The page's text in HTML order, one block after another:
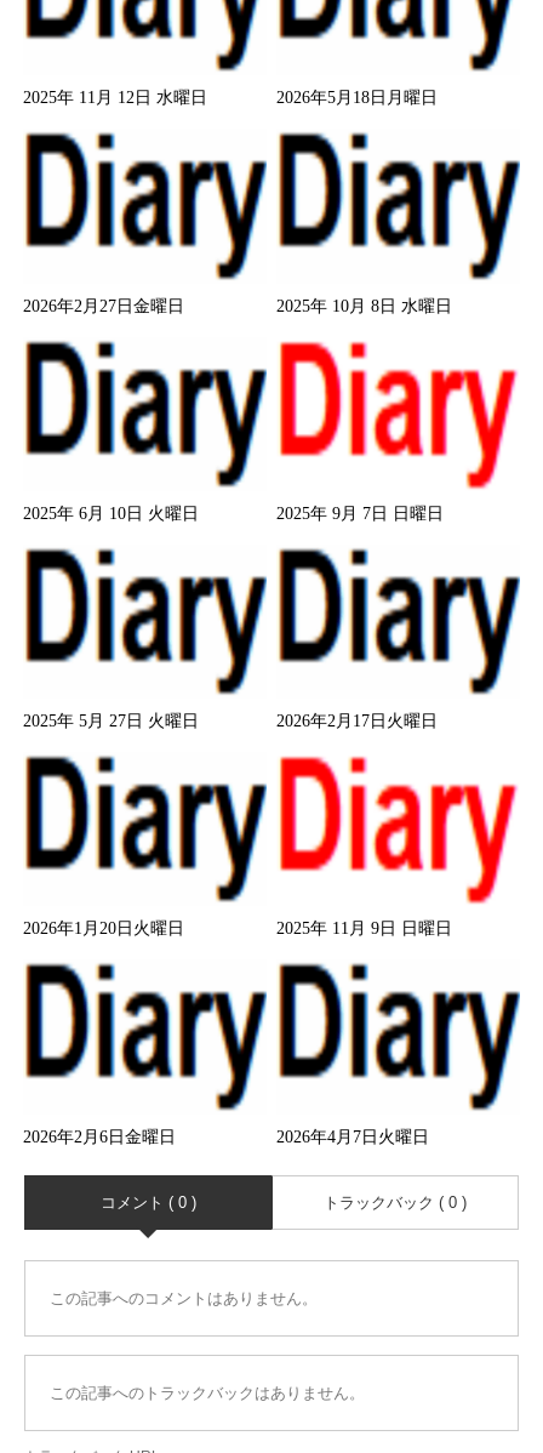
2025年 11月 12日 水曜日 2026年5月18日月曜日
2026年2月27日金曜日 2025年 10月 8日 水曜日
2025年 6月 10日 火曜日 2025年 9月 7日 日曜日
2025年 5月 27日 火曜日 2026年2月17日火曜日
2026年1月20日火曜日 2025年 11月 9日 日曜日
2026年2月6日金曜日 2026年4月7日火曜日
コメント ( 0 ) トラックバック ( 0 )
この記事へのコメントはありません。
この記事へのトラックバックはありません。